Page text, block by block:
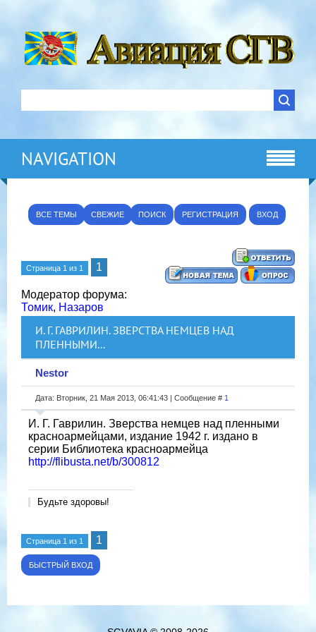
NAVIGATION
ВСЕ ТЕМЫ СВЕЖИЕ ПОИСК РЕГИСТРАЦИЯ ВХОД
Страница 1 из 1 1
Модератор форума:
Томик, Назаров
И. Г. ГАВРИЛИН. ЗВЕРСТВА НЕМЦЕВ НАД
ПЛЕННЫМИ...
Nestor
Дата: Вторник, 21 Мая 2013, 06:41:43 | Сообщение # 1
И. Г. Гаврилин. Зверства немцев над пленными
красноармейцами, издание 1942 г. издано в
серии Библиотека красноармейца
http://flibusta.net/b/300812
Будьте здоровы!
Страница 1 из 1 1